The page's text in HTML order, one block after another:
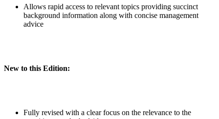
Allows rapid access to relevant topics providing succinct
background information along with concise management
advice
New to this Edition:
Fully revised with a clear focus on the relevance to the